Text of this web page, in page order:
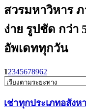
สวรมหาวิหาร
ง่าย รูปชัด กว่า
อัพเดททุกวัน
12345678962
เช่าทุกประเภทอสัง